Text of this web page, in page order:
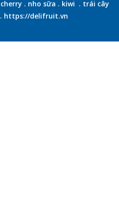
cherry . nho sữa . kiwi . trái cây
. https://delifruit.vn